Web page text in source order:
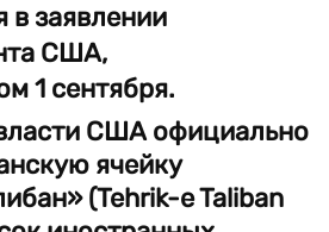
в заявлении
США,
1 сентября.
США официально
ячейку
(Tehrik-e Taliban